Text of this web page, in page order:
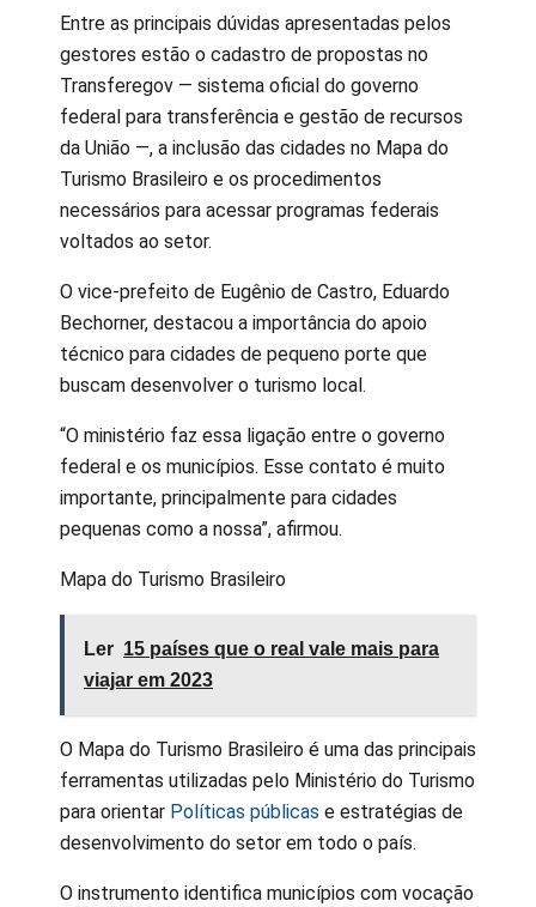
Entre as principais dúvidas apresentadas pelos
gestores estão o cadastro de propostas no
Transferegov — sistema oficial do governo
federal para transferência e gestão de recursos
da União —, a inclusão das cidades no Mapa do
Turismo Brasileiro e os procedimentos
necessários para acessar programas federais
voltados ao setor.
O vice-prefeito de Eugênio de Castro, Eduardo
Bechorner, destacou a importância do apoio
técnico para cidades de pequeno porte que
buscam desenvolver o turismo local.
“O ministério faz essa ligação entre o governo
federal e os municípios. Esse contato é muito
importante, principalmente para cidades
pequenas como a nossa”, afirmou.
Mapa do Turismo Brasileiro
Ler 15 países que o real vale mais para
viajar em 2023
O Mapa do Turismo Brasileiro é uma das principais
ferramentas utilizadas pelo Ministério do Turismo
para orientar Políticas públicas e estratégias de
desenvolvimento do setor em todo o país.
O instrumento identifica municípios com vocação